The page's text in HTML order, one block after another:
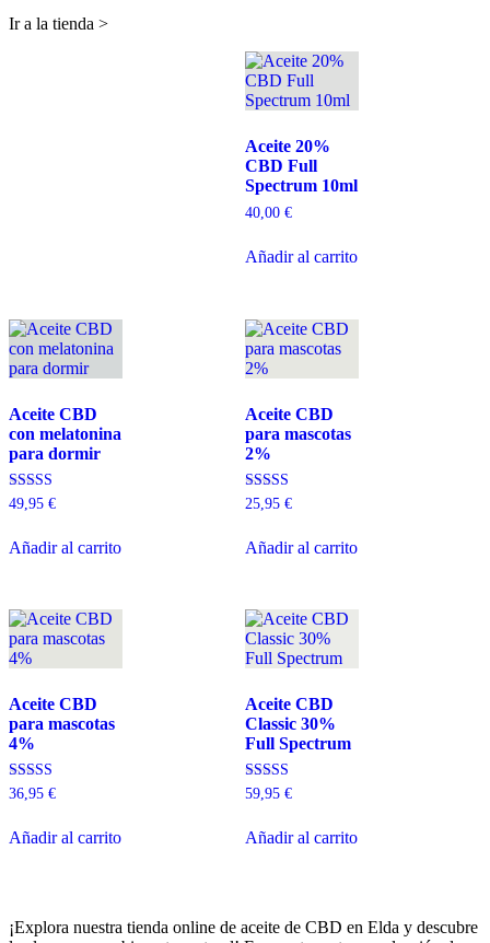
Ir a la tienda >
Aceite 20%
CBD Full
Spectrum 10ml
40,00 €
Añadir al carrito
Aceite CBD
con melatonina
para dormir
Valorado con
5.00
49,95 €
Añadir al carrito
Aceite CBD
para mascotas
2%
Valorado con
5.00
25,95 €
Añadir al carrito
Aceite CBD
para mascotas
4%
Valorado con
36,95 €
Añadir al carrito
Aceite CBD
Classic 30%
Full Spectrum
Valorado con
59,95 €
Añadir al carrito
¡Explora nuestra tienda online de aceite de CBD en Elda y descubre